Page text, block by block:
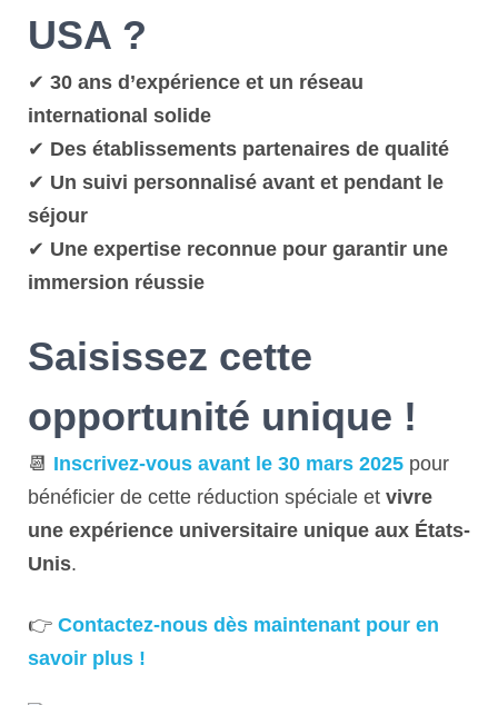
USA ?
✔ 30 ans d’expérience et un réseau
international solide
✔ Des établissements partenaires de qualité
✔ Un suivi personnalisé avant et pendant le
séjour
✔ Une expertise reconnue pour garantir une
immersion réussie
Saisissez cette
opportunité unique !
📆 Inscrivez-vous avant le 30 mars 2025 pour
bénéficier de cette réduction spéciale et vivre
une expérience universitaire unique aux États-
Unis.
👉 Contactez-nous dès maintenant pour en
savoir plus !